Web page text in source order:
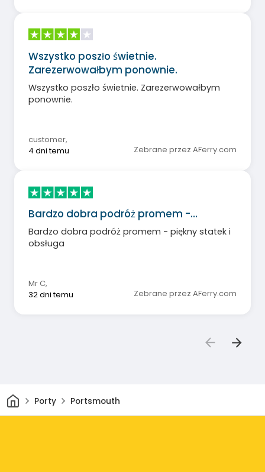
Wszystko poszło świetnie.
Zarezerwowałbym ponownie.
Wszystko poszło świetnie. Zarezerwowałbym
ponownie.
customer,
4 dni temu
Zebrane przez AFerry.com
Bardzo dobra podróż promem -…
Bardzo dobra podróż promem - piękny statek i
obsługa
Mr C,
32 dni temu
Zebrane przez AFerry.com
DomPorty Portsmouth